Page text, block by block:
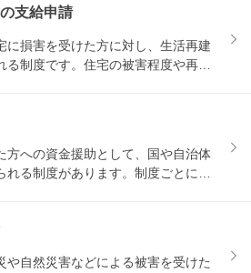
支給申請
に損害を受けた方に対し、生活再建
る制度です。住宅の被害程度や再建
方への資金援助として、国や自治体
れる制度があります。制度ごとに対
や自然災害などによる被害を受けた